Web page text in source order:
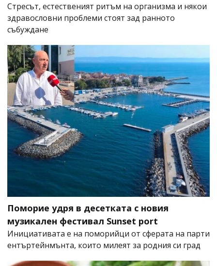
Стресът, естественият ритъм на организма и някои
здравословни проблеми стоят зад ранното
събуждане
Поморие удря в десетката с новия
музикален фестивал Sunset port
Инициативата е на поморийци от сферата на парти
ентъртейнмънта, които милеят за родния си град